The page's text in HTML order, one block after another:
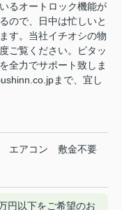
るオートロック機能が
ので、日中は忙しいと
す。当社イチオシの物
ご覧ください。ピタッ
全力でサポート致しま
まで、宜し
エアコン 敷金不要
円以下をご希望のお